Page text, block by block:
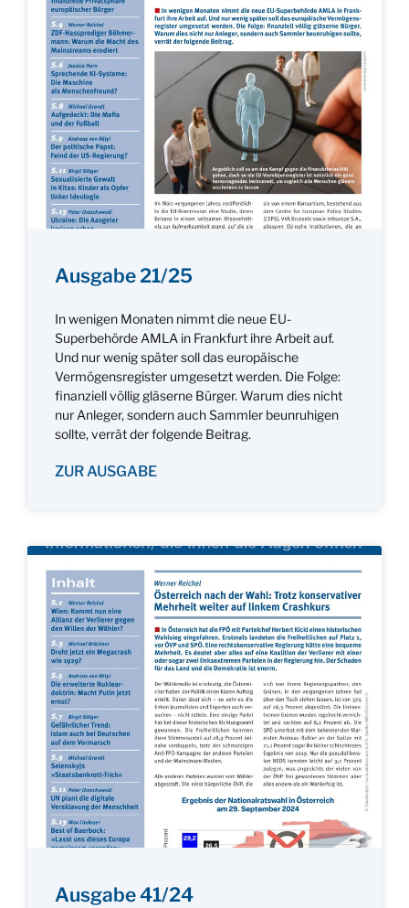
Ausgabe 21/25
In wenigen Monaten nimmt die neue EU-
Superbehörde AMLA in Frankfurt ihre Arbeit auf.
Und nur wenig später soll das europäische
Vermögensregister umgesetzt werden. Die Folge:
finanziell völlig gläserne Bürger. Warum dies nicht
nur Anleger, sondern auch Sammler beunruhigen
sollte, verrät der folgende Beitrag.
ZUR AUSGABE
Ausgabe 41/24